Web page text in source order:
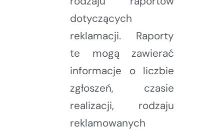
dotyczących
reklamacji. Raporty
te mogą zawierać
informacje o liczbie
zgłoszeń, czasie
realizacji, rodzaju
reklamowanych